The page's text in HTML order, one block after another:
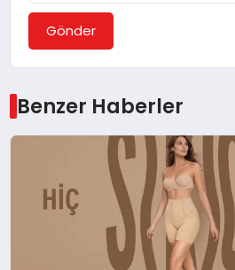
Gönder
Benzer Haberler